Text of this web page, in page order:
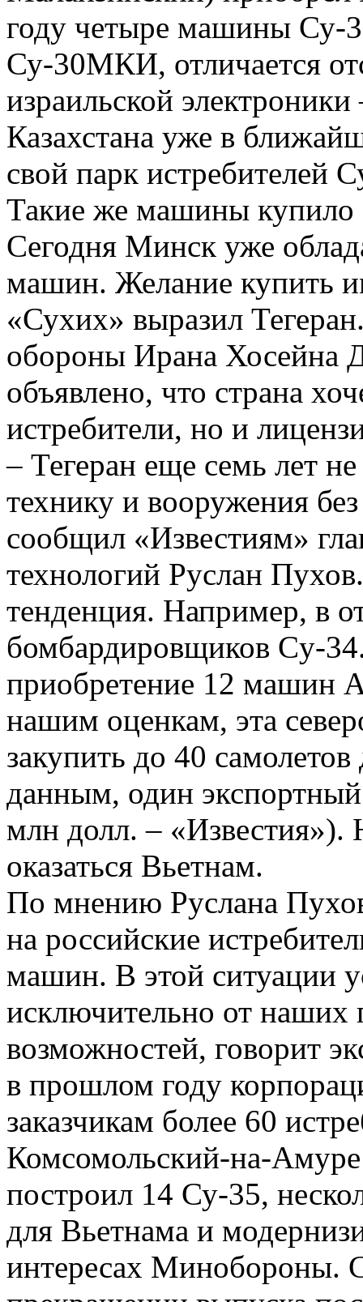
году четыре машины Су-
Су-30МКИ, отличается
израильской
Казахстана уже в
свой парк
Такие же машины
Сегодня Минск уже
машин. Желание купить
«Сухих» выразил
обороны Ирана Хосейна
объявлено, что страна
истребители, но и
– Тегеран еще семь лет
технику и вооружения
сообщил «Известиям»
технологий Руслан
тенденция. Например, в
бомбардировщиков Cу-
приобретение 12 машин
нашим оценкам, эта
закупить до 40
данным, один
млн долл. –
оказаться Вьетнам.
По мнению Руслана
на российские
машин. В этой ситуации
исключительно от наших
возможностей, говорит
в прошлом году
заказчикам более 60
Комсомольский-на-
построил 14 Су-35,
для Вьетнама и
интересах Минобороны.